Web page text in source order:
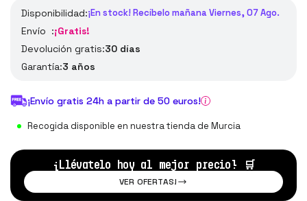
Disponibilidad:¡En stock! Recíbelo mañana Viernes, 07 Ago.
Envío :¡Gratis!
Devolución gratis:30 días
Garantía:3 años
¡Envío gratis 24h a partir de 50 euros!
Recogida disponible en nuestra tienda de Murcia
¡Llévatelo hoy al mejor precio! 🛒
VER OFERTAS!